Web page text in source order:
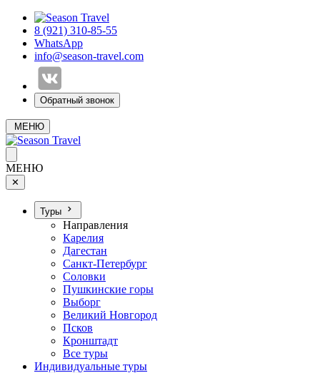
8 (921) 310-85-55
WhatsApp
info@season-travel.com
Обратный звонок
МЕНЮ
МЕНЮ
✕
Туры
Направления
Карелия
Дагестан
Санкт-Петербург
Соловки
Пушкинские горы
Выборг
Великий Новгород
Псков
Кронштадт
Все туры
Индивидуальные туры